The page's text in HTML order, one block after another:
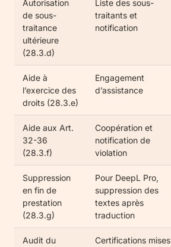
Autorisation
de sous-
traitance
ultérieure
(28.3.d)
Liste des sous-
traitants et
notification
Aide à
l’exercice des
droits (28.3.e)
Engagement
d’assistance
Aide aux Art.
32-36
(28.3.f)
Coopération et
notification de
violation
Suppression
en fin de
prestation
(28.3.g)
Pour DeepL Pro,
suppression des
textes après
traduction
Audit du
Certifications mises